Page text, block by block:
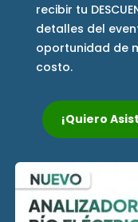
recibir tu
detalles del
oportunidad de
costo.
¡Quiero